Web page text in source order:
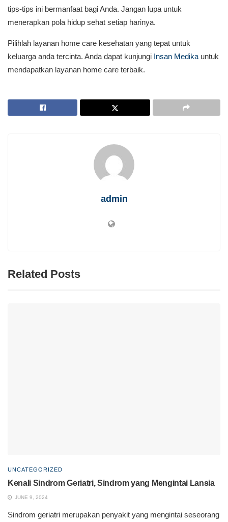
tips-tips ini bermanfaat bagi Anda. Jangan lupa untuk
menerapkan pola hidup sehat setiap harinya.
Pilihlah layanan home care kesehatan yang tepat untuk
keluarga anda tercinta. Anda dapat kunjungi Insan Medika untuk
mendapatkan layanan home care terbaik.
admin
Related Posts
UNCATEGORIZED
Kenali Sindrom Geriatri, Sindrom yang Mengintai Lansia
JUNE 9, 2024
Sindrom geriatri merupakan penyakit yang mengintai seseorang